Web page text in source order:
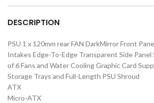
DESCRIPTION
PSU 1 x 120mm rear FAN DarkMirror Front
Intakes Edge-To-Edge Transparent Side
of 6 Fans and Water Cooling Graphic Card
Storage Trays and Full-Length PSU Shroud
ATX
Micro-ATX